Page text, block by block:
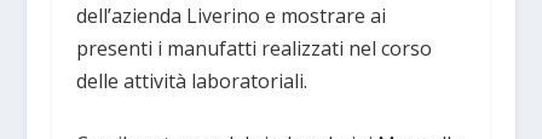
dell’azienda Liverino e mostrare ai
presenti i manufatti realizzati nel corso
delle attività laboratoriali.